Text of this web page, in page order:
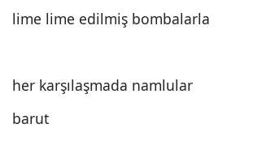
lime lime edilmiş bombalarla
her karşılaşmada namlular
barut